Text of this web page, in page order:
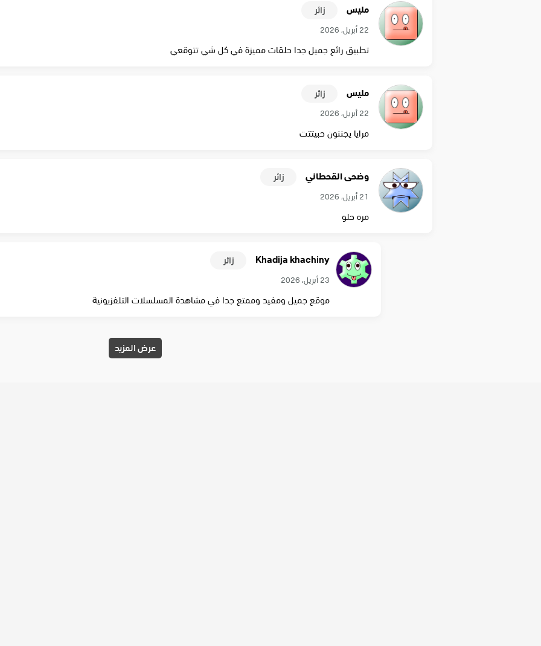
مليس زائر
22 أبريل، 2026
تطبيق رائع جميل جدا حلقات مميزة في كل شي تتوقعي
مليس زائر
22 أبريل، 2026
مرايا يجننون حبيتتت
وضحى القحطاني زائر
21 أبريل، 2026
مره حلو
Khadija khachiny زائر
23 أبريل، 2026
موقع جميل ومفيد وممتع جدا في مشاهدة المسلسلات التلفزيونية
عرض المزيد